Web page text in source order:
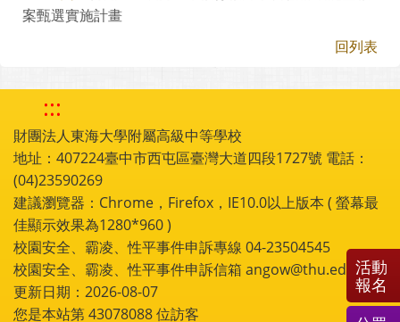
案甄選實施計畫
回列表
:::
財團法人東海大學附屬高級中等學校
地址：407224臺中市西屯區臺灣大道四段1727號 電話：
(04)23590269
建議瀏覽器：Chrome，Firefox，IE10.0以上版本 ( 螢幕最
佳顯示效果為1280*960 )
校園安全、霸凌、性平事件申訴專線 04-23504545
校園安全、霸凌、性平事件申訴信箱 angow@thu.edu.tw
更新日期：2026-08-07
您是本站第43078088位訪客
活動
報名